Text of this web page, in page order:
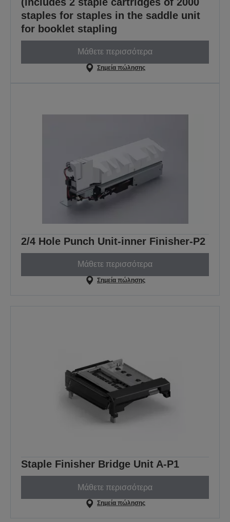
staples for staples in the saddle unit
for booklet stapling
Μάθετε περισσότερα
Σημεία πώλησης
2/4 Hole Punch Unit-inner Finisher-P2
Μάθετε περισσότερα
Σημεία πώλησης
Staple Finisher Bridge Unit A-P1
Μάθετε περισσότερα
Σημεία πώλησης